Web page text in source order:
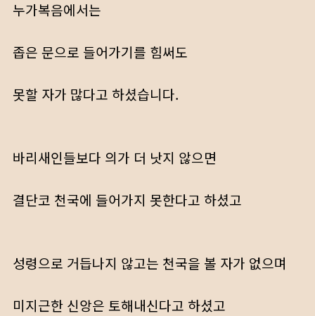
누가복음에서는
좁은 문으로 들어가기를 힘써도
못할 자가 많다고 하셨습니다.
바리새인들보다 의가 더 낫지 않으면
결단코 천국에 들어가지 못한다고 하셨고
성령으로 거듭나지 않고는 천국을 볼 자가 없으며
미지근한 신앙은 토해내신다고 하셨고